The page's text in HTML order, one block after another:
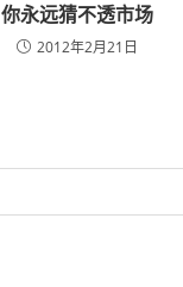
你永远猜不透市场
2012年2月21日